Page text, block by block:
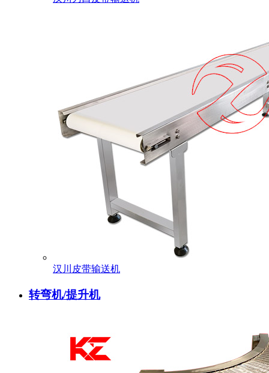
汉川皮带输送机
转弯机/提升机